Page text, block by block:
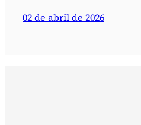
02 de abril de 2026